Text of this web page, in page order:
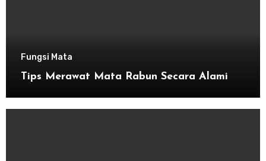
Fungsi Mata
Tips Merawat Mata Rabun Secara Alami